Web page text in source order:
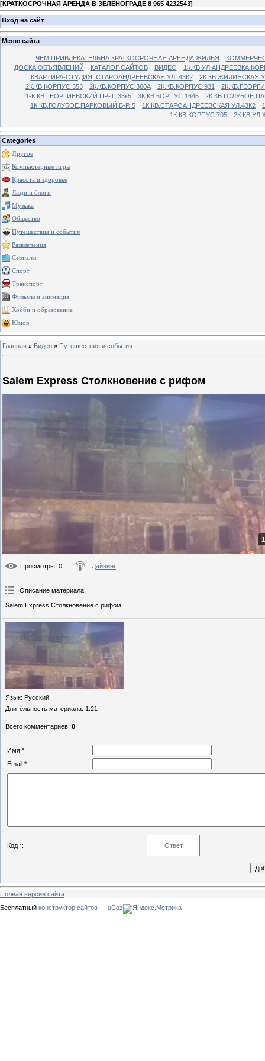
[КРАТКОСРОЧНАЯ АРЕНДА В ЗЕЛЕНОГРАДЕ 8 965 4232543]
Вход на сайт
Меню сайта
ЧЕМ ПРИВЛЕКАТЕЛЬНА КРАТКОСРОЧНАЯ АРЕНДА ЖИЛЬЯ
ДОСКА ОБЪЯВЛЕНИЙ
КАТАЛОГ САЙТОВ ВИДЕО
1К.КВ.УЛ.АНДРЕЕВКА
КВАРТИРА-СТУДИЯ, СТАРОАНДРЕЕВСКАЯ УЛ. 43К2
2К.КВ.ЖИЛИНСКАЯ
2К.КВ.КОРПУС 353
2К.КВ.КОРПУС 360А 2К.КВ.КОРПУС 931
1-К.КВ.ГЕОРГИЕВСКИЙ ПР-Т, 33к5
3К.КВ.КОРПУС 1645
1К.КВ.ГОЛУБОЕ,ПАРКОВЫЙ Б-Р. 5
1К.КВ.СТАРОАНДРЕЕВСКАЯ УЛ.43К2
1К.КВ.КОРПУС 705
Categories
Другое
Компьютерные игры
Красота и здоровье
Люди и блоги
Музыка
Общество
Путешествия и события
Развлечения
Сериалы
Спорт
Транспорт
Фильмы и анимация
Хобби и образование
Юмор
Главная » Видео » Путешествия и события
Salem Express Столкновение с рифом
Просмотры: 0 Дайвинг
Описание материала:
Salem Express Столкновение с рифом
Язык: Русский
Длительность материала: 1:21
Всего комментариев: 0
Имя *:
Email *:
Код *:
Полная версия сайта
Бесплатный конструктор сайтов — uCoz